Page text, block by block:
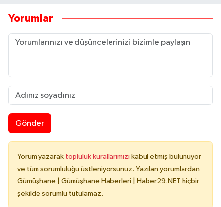
Yorumlar
Gönder
Yorum yazarak topluluk kurallarımızı kabul etmiş bulunuyor
ve tüm sorumluluğu üstleniyorsunuz. Yazılan yorumlardan
Gümüşhane | Gümüşhane Haberleri | Haber29.NET hiçbir
şekilde sorumlu tutulamaz.